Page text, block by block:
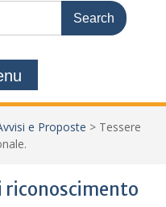
e Proposte > Tessere
riconoscimento